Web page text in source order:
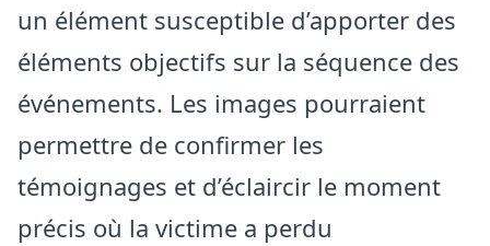
un élément susceptible d’apporter des
éléments objectifs sur la séquence des
événements. Les images pourraient
permettre de confirmer les
témoignages et d’éclaircir le moment
précis où la victime a perdu